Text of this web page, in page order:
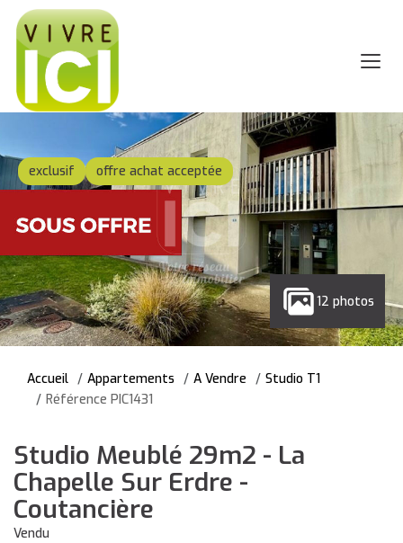
exclusif offre achat acceptée
12 photos
Accueil Appartements A Vendre
Studio T1
Référence PIC1431
Studio Meublé 29m2 - La
Chapelle Sur Erdre -
Coutancière
Vendu